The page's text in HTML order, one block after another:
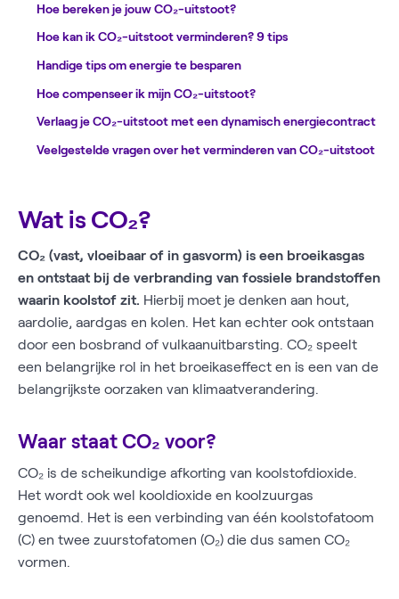
Hoe bereken je jouw CO₂-uitstoot?
Hoe kan ik CO₂-uitstoot verminderen? 9 tips
Handige tips om energie te besparen
Hoe compenseer ik mijn CO₂-uitstoot?
Verlaag je CO₂-uitstoot met een dynamisch energiecontract
Veelgestelde vragen over het verminderen van CO₂-uitstoot
Wat is CO₂?
CO₂ (vast, vloeibaar of in gasvorm) is een broeikasgas
en ontstaat bij de verbranding van fossiele brandstoffen
waarin koolstof zit. Hierbij moet je denken aan hout,
aardolie, aardgas en kolen. Het kan echter ook ontstaan
door een bosbrand of vulkaanuitbarsting. CO₂ speelt
een belangrijke rol in het broeikaseffect en is een van de
belangrijkste oorzaken van klimaatverandering.
Waar staat CO₂ voor?
CO₂ is de scheikundige afkorting van koolstofdioxide.
Het wordt ook wel kooldioxide en koolzuurgas
genoemd. Het is een verbinding van één koolstofatoom
(C) en twee zuurstofatomen (O₂) die dus samen CO₂
vormen.